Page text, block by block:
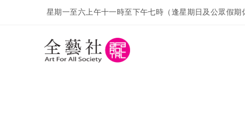
星期一至六上午十一時至下午七時（逢星期日及公眾假期